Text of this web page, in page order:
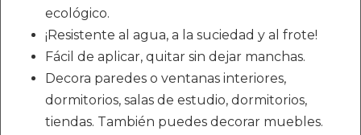
ecológico.
¡Resistente al agua, a la suciedad y al frote!
Fácil de aplicar, quitar sin dejar manchas.
Decora paredes o ventanas interiores,
dormitorios, salas de estudio, dormitorios,
tiendas. También puedes decorar muebles.